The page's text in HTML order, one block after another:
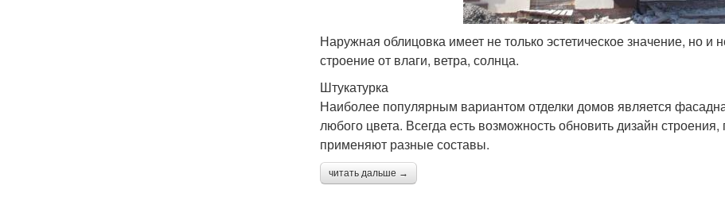
Наружная облицовка имеет не только эстетическое значение, но
строение от влаги, ветра, солнца.
Штукатурка
Наиболее популярным вариантом отделки домов является
любого цвета. Всегда есть возможность обновить дизайн
применяют разные составы.
читать дальше →